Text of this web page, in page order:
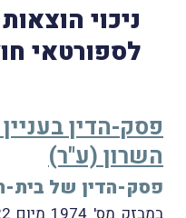
ניכוי
לספורטאי
פסק-הדין
השרון (ע"ר)
פסק-הדין של